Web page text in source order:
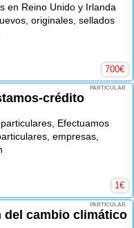
en Reino Unido y Irlanda
originales, sellados
700€
PARTICULAR
crédito
Efectuamos
empresas,
1€
PARTICULAR
del cambio climático